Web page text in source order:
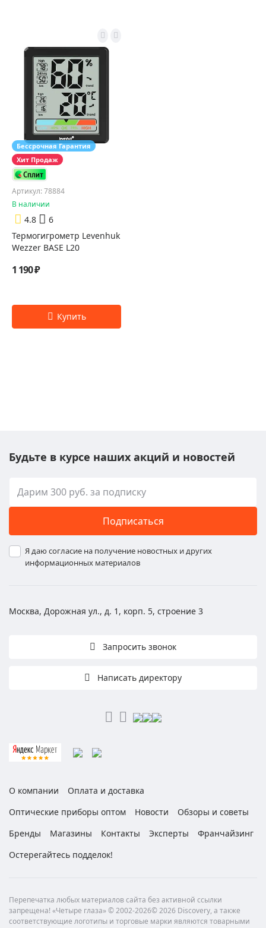
Бессрочная Гарантия
Хит Продаж
Артикул: 78884
В наличии
4.8
6
Термогигрометр Levenhuk
Wezzer BASE L20
1 190 ₽
Будьте в курсе наших акций и новостей
Подписаться
Я даю согласие на получение новостных и других
информационных материалов
Москва, Дорожная ул., д. 1, корп. 5, строение 3
Запросить звонок
Написать директору
О компании
Оплата и доставка
Оптические приборы оптом
Новости
Обзоры и советы
Бренды
Магазины Контакты Эксперты
Франчайзинг
Остерегайтесь подделок!
Перепечатка любых материалов сайта без активной ссылки
запрещена! «Четыре глаза» © 2002-2026© 2026 Discovery, а также
соответствующие логотипы и торговые марки являются товарными